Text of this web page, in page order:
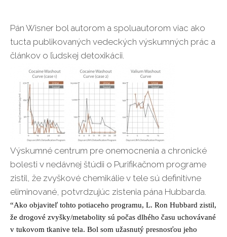
Pán Wisner bol autorom a spoluautorom viac ako
tucta publikovaných vedeckých výskumných prác a
článkov o ľudskej detoxikácii.
Výskumné centrum pre onemocnenia a chronické
bolesti v nedávnej štúdii o Purifikačnom programe
zistil, že zvyškové chemikálie v tele sú definitívne
eliminované, potvrdzujúc zistenia pána Hubbarda.
“Ako objaviteľ tohto potiaceho programu, L. Ron Hubbard zistil,
že drogové zvyšky/metabolity sú počas dlhého času uchovávané
v tukovom tkanive tela. Bol som užasnutý presnosťou jeho